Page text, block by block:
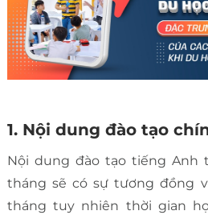
1. Nội dung đào tạo
Nội dung đào tạo tiếng Anh
tháng sẽ có sự tương đồng
tháng tuy nhiên thời gian